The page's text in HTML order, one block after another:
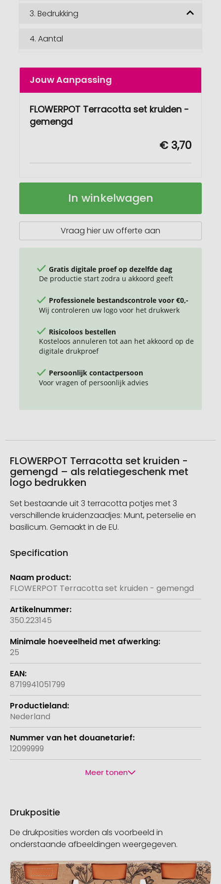
3. Bedrukking
4. Aantal
Jouw Aanpassing
FLOWERPOT Terracotta set kruiden -
gemengd
€ 3,70
FLOWERPOT
Op
In winkelwagen
Vraag hier uw offerte aan
Gratis digitale proef op dezelfde dag
De productie start zodra u akkoord geeft
Professionele bestandscontrole voor €0,-
Wij controleren uw logo voor het drukwerk
Risicoloos bestellen
Kosteloos annuleren tot aan het akkoord op de
digitale drukproef
Persoonlijk contactpersoon
Voor vragen of persoonlijk advies
FLOWERPOT Terracotta set kruiden -
gemengd – als relatiegeschenk met
logo bedrukken
Set bestaande uit 3 terracotta potjes met 3
verschillende kruidenzaadjes: Munt, peterselie en
basilicum. Gemaakt in de EU.
Specification
Meer
informatie
FLOWERPOT Terracotta set kruiden - gemengd
350.223145
25
8719941051799
Nederland
12099999
Meer tonen
Drukpositie
De drukposities worden als voorbeeld in
onderstaande afbeeldingen weergegeven.